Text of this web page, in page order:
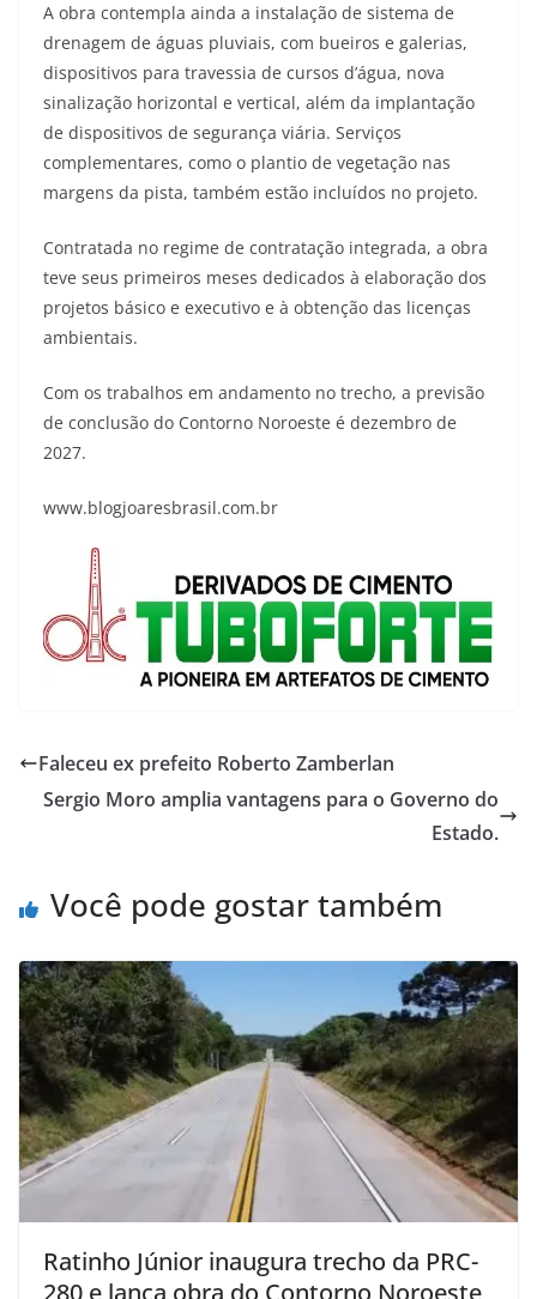
A obra contempla ainda a instalação de sistema de
drenagem de águas pluviais, com bueiros e galerias,
dispositivos para travessia de cursos d’água, nova
sinalização horizontal e vertical, além da implantação
de dispositivos de segurança viária. Serviços
complementares, como o plantio de vegetação nas
margens da pista, também estão incluídos no projeto.
Contratada no regime de contratação integrada, a obra
teve seus primeiros meses dedicados à elaboração dos
projetos básico e executivo e à obtenção das licenças
ambientais.
Com os trabalhos em andamento no trecho, a previsão
de conclusão do Contorno Noroeste é dezembro de
2027.
www.blogjoaresbrasil.com.br
Faleceu ex prefeito Roberto Zamberlan
Sergio Moro amplia vantagens para o Governo do
Estado.
Você pode gostar também
Ratinho Júnior inaugura trecho da PRC-